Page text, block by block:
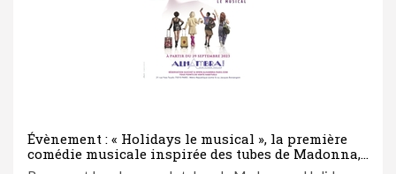
Évènement : « Holidays le musical », la première
comédie musicale inspirée des tubes de Madonna,
arrive à l’Alhambra à partir du 29 septembre